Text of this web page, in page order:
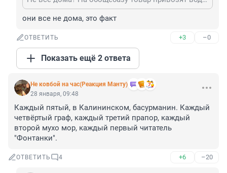
они все не дома, это факт
ОТВЕТИТЬ +3 –0
Показать ещё 2 ответа
Не ковбой на час(Реакция Манту)
28 января, 09:48
Каждый пятый, в Калининском, басурманин. Каждый
четвёртый граф, каждый третий прапор, каждый
второй мухо мор, каждый первый читатель
"Фонтанки".
ОТВЕТИТЬ 4 +6 –20